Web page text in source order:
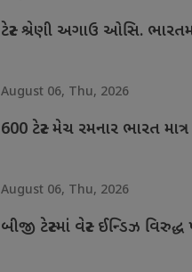
ટેસ્ટ શ્રેણી અગાઉ ઓસિ.
August 06, Thu, 2026
600 ટેસ્ટ મેચ રમનાર ભારત
August 06, Thu, 2026
બીજી ટેસ્ટમાં વેસ્ટ ઈન્ડિઝ